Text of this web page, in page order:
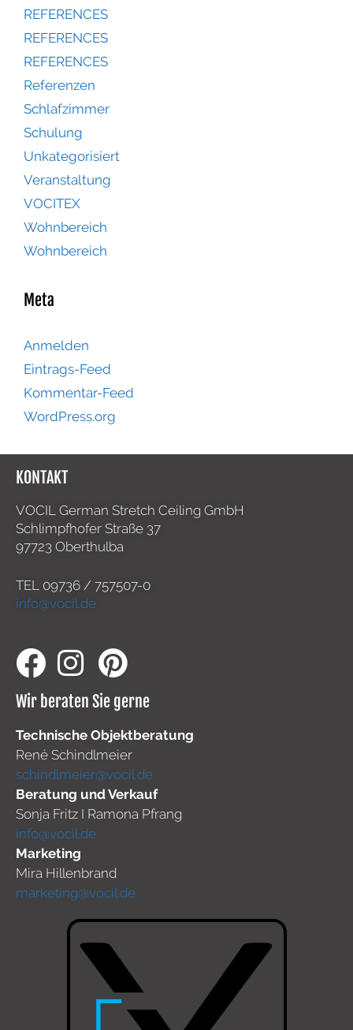
REFERENCES
REFERENCES
REFERENCES
Referenzen
Schlafzimmer
Schulung
Unkategorisiert
Veranstaltung
VOCITEX
Wohnbereich
Wohnbereich
Meta
Anmelden
Eintrags-Feed
Kommentar-Feed
WordPress.org
KONTAKT
VOCIL German Stretch Ceiling GmbH
Schlimpfhofer Straße 37
97723 Oberthulba
TEL 09736 / 757507-0
info@vocil.de
Wir beraten Sie gerne
Technische Objektberatung
René Schindlmeier
schindlmeier@vocil.de
Beratung und Verkauf
Sonja Fritz I Ramona Pfrang
info@vocil.de
Marketing
Mira Hillenbrand
marketing@vocil.de